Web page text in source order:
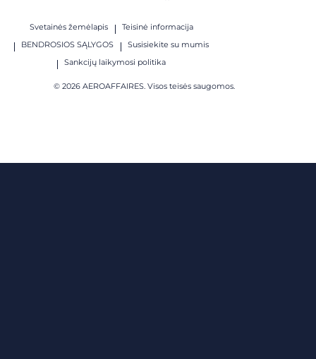
Svetainės žemėlapis
Teisinė informacija
BENDROSIOS SĄLYGOS
Susisiekite su mumis
Sankcijų laikymosi politika
© 2026 AEROAFFAIRES. Visos teisės saugomos.